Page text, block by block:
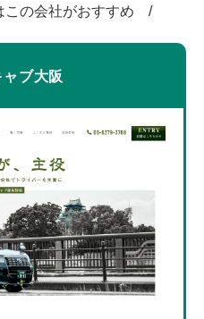
この会社がおすすめ
ブ大阪